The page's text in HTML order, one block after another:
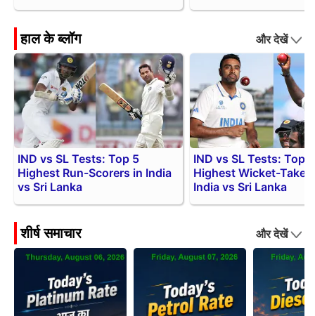
हाल के ब्लॉग और देखें
IND vs SL Tests: Top 5
Highest Run-Scorers in India
vs Sri Lanka
IND vs SL Tests: Top 5
Highest Wicket-
India vs Sri Lanka
शीर्ष समाचार और देखें